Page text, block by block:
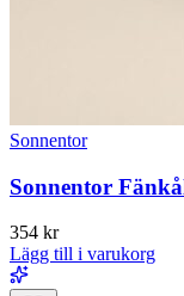
Sonnentor
Sonnentor
354 kr
Lägg till i varukorg